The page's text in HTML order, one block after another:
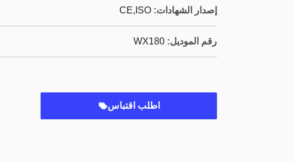
إصدار الشهادات: CE,ISO
رقم الموديل: WX180
اطلب اقتباس